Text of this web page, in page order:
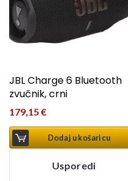
JBL Charge 6 Bluetooth
zvučnik, crni
179,15 €
Dodaj u košaricu
Usporedi